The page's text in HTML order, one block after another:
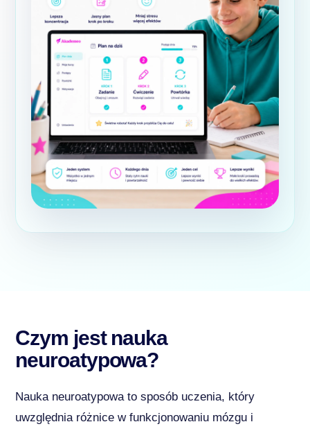
Czym jest nauka
neuroatypowa?
Nauka neuroatypowa to sposób uczenia, który
uwzględnia różnice w funkcjonowaniu mózgu i